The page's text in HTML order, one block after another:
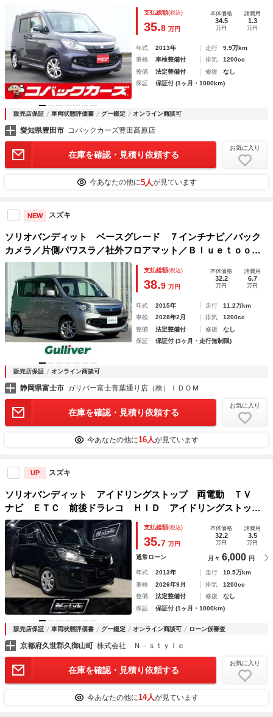
音 スマートキー ステアリングスイッチ 革巻きステアリン
グ 純正１５インチアルミホイール
支払総額(税込)
35.8 万円
本体価格
34.5
万円
諸費用
1.3
万円
年式 2013年 走行
9.9万km
車検
車検整備付 排気
1200cc
整備
法定整備付 修復
なし
保証
保証付 (1ヶ月・1000km)
販売店保証 車両状態評価書 グー鑑定 オンライン商談可
愛知県豊田市 コバックカーズ豊田高原店
在庫を確認・見積り依頼する
お気に入り
今あなたの他に5人が見ています
NEW スズキ
ソリオバンディット ベースグレード ７インチナビ／バック
カメラ／片側パワスラ／社外フロアマット／Ｂｌｕｅｔｏｏｔ
ｈ接続／純正１５インチアルミホイール／オートライト／スマ
ートキー／エンジンスタートボタン／取扱説明書／記録簿／パ
ワステ
支払総額(税込)
38.9 万円
本体価格
32.2
万円
諸費用
6.7
万円
年式 2015年 走行
11.2万km
車検
2028年2月 排気
1200cc
整備
法定整備付 修復
なし
保証
保証付 (3ヶ月・走行無制限)
販売店保証 オンライン商談可
静岡県富士市 ガリバー富士青葉通り店（株）ＩＤＯＭ
在庫を確認・見積り依頼する
お気に入り
今あなたの他に16人が見ています
UP スズキ
ソリオバンディット アイドリングストップ 両電動 ＴＶ
ナビ ＥＴＣ 前後ドラレコ ＨＩＤ アイドリングストッ
プ 電動格納ミラー 禁煙車 ＤＶＤ フルセグ スマートキ
ー 衝突安全ボディ
支払総額(税込)
35.7 万円
本体価格
32.2
万円
諸費用
3.5
万円
通常ローン 月々 6,000 円
年式 2013年 走行
10.5万km
車検
2026年9月 排気
1200cc
整備
法定整備付 修復
なし
保証
保証付 (1ヶ月・1000km)
販売店保証 車両状態評価書 グー鑑定 オンライン商談可 ローン仮審査
京都府久世郡久御山町 株式会社 Ｎ－ｓｔｙｌｅ
在庫を確認・見積り依頼する
お気に入り
今あなたの他に14人が見ています